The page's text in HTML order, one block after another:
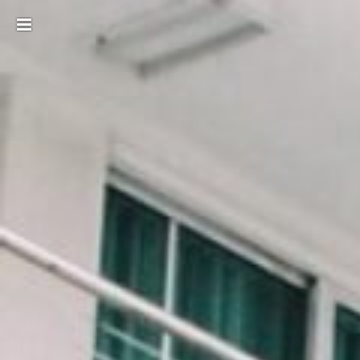
Toggle